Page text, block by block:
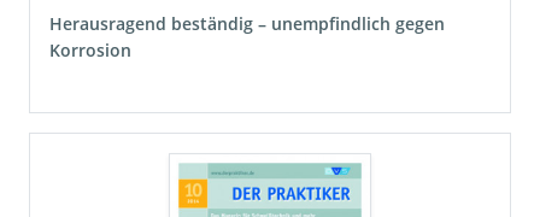
Herausragend beständig – unempfindlich gegen
Korrosion